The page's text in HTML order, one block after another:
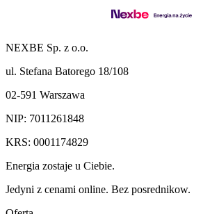
NEXBE Sp. z o.o.
ul. Stefana Batorego 18/108
02-591 Warszawa
NIP: 7011261848
KRS: 0001174829
Energia zostaje u Ciebie.
Jedyni z cenami online. Bez posrednikow.